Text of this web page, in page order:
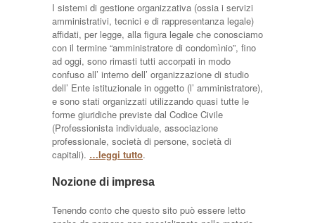
I sistemi di gestione organizzativa (ossia i servizi
amministrativi, tecnici e di rappresentanza legale)
affidati, per legge, alla figura legale che conosciamo
con il termine “amministratore di condomìnio”, fino
ad oggi, sono rimasti tutti accorpati in modo
confuso all’ interno dell’ organizzazione di studio
dell’ Ente istituzionale in oggetto (l’ amministratore),
e sono stati organizzati utilizzando quasi tutte le
forme giuridiche previste dal Codice Civile
(Professionista individuale, associazione
professionale, società di persone, società di
capitali). …leggi tutto.
Nozione di impresa
Tenendo conto che questo sito può essere letto